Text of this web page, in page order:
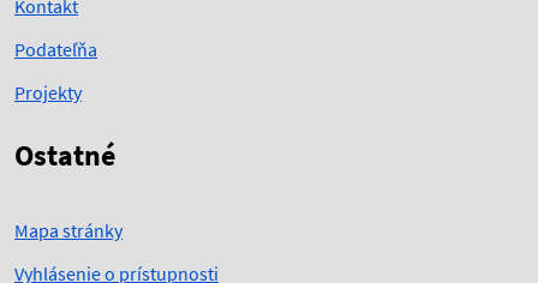
Kontakt
Podateľňa
Projekty
Ostatné
Mapa stránky
Vyhlásenie o prístupnosti